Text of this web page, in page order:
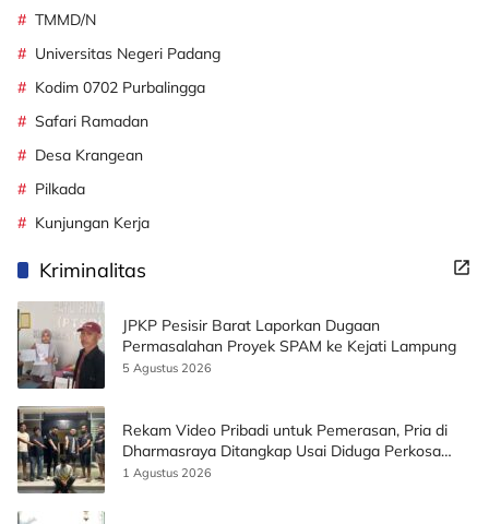
TMMD/N
Universitas Negeri Padang
Kodim 0702 Purbalingga
Safari Ramadan
Desa Krangean
Pilkada
Kunjungan Kerja
Kriminalitas
JPKP Pesisir Barat Laporkan Dugaan
Permasalahan Proyek SPAM ke Kejati Lampung
5 Agustus 2026
Rekam Video Pribadi untuk Pemerasan, Pria di
Dharmasraya Ditangkap Usai Diduga Perkosa
Korban
1 Agustus 2026